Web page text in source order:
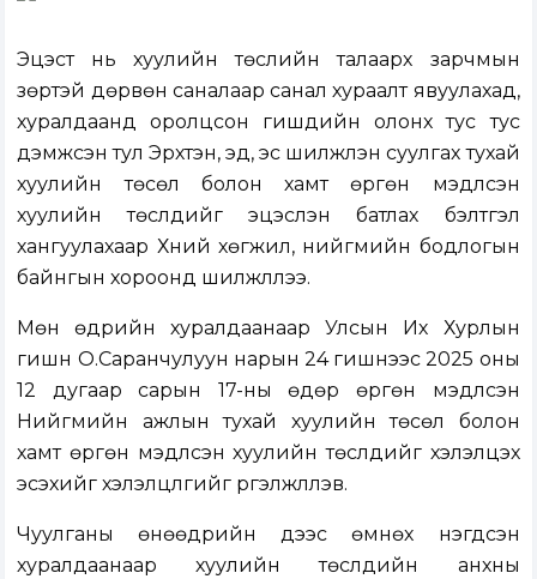
Эцэст нь хуулийн төслийн талаарх зарчмын
зөрүүтэй дөрвөн саналаар санал хураалт явуулахад,
хуралдаанд оролцсон гишүүдийн олонх тус тус
дэмжсэн тул Эрхтэн, эд, эс шилжүүлэн суулгах тухай
хуулийн төсөл болон хамт өргөн мэдүүлсэн
хуулийн төслүүдийг эцэслэн батлах бэлтгэл
хангуулахаар Хүний хөгжил, нийгмийн бодлогын
байнгын хороонд шилжүүллээ.
Мөн өдрийн хуралдаанаар Улсын Их Хурлын
гишүүн О.Саранчулуун нарын 24 гишүүнээс 2025 оны
12 дугаар сарын 17-ны өдөр өргөн мэдүүлсэн
Нийгмийн ажлын тухай хуулийн төсөл болон
хамт өргөн мэдүүлсэн хуулийн төслүүдийг хэлэлцэх
эсэхийг хэлэлцүүлгийг үргэлжлүүлэв.
Чуулганы өнөөдрийн үдээс өмнөх нэгдсэн
хуралдаанаар хуулийн төслүүдийн анхны